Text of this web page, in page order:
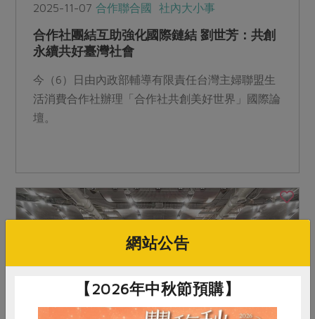
2025-11-07合作聯合國 社內大小事
合作社團結互助強化國際鏈結 劉世芳：共創
永續共好臺灣社會
今（6）日由內政部輔導有限責任台灣主婦聯盟生
活消費合作社辦理「合作社共創美好世界」國際論
壇。
網站公告
【2026年中秋節預購】